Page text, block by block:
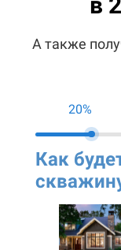
А также
20%
Как